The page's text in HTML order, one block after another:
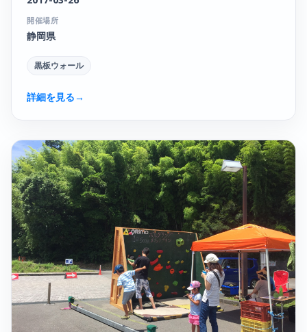
開催場所
静岡県
黒板ウォール
詳細を見る→